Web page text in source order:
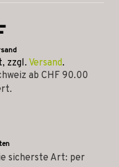
zzgl. Versand.
ab CHF 90.00
sicherste Art: per